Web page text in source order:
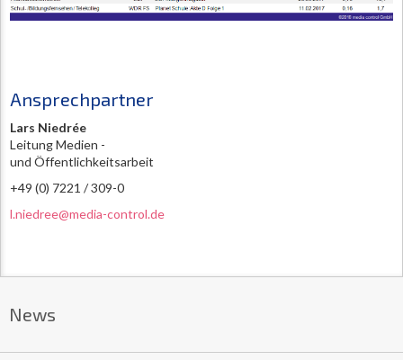
Ansprechpartner
Lars Niedrée
Leitung Medien -
und Öffentlichkeitsarbeit
+49 (0) 7221 / 309-0
l.niedree@media-control.de
News